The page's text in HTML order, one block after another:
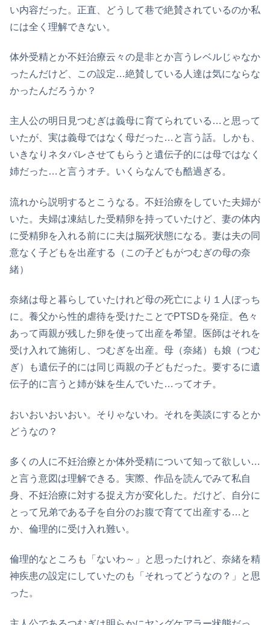
い内容だった。正直、どうして巷で絶賛されているのか私
には全く理解できない。
体外受精とか不妊治療云々の是非とか言うレベルじゃなか
ったんだけど、この設定…絶賛している人達は気にならな
かったんだろうか？
主人公の明日見つむぎは義母に育てられている…と思って
いたが、実は義母ではなく母だった…と言う話。しかも、
いきなりネタバレさせてもらうと遺伝子的には母ではなく
姉だった…と言うオチ。いくらなんでも酷過ぎる。
流れから説明するとこうなる。不妊治療をしていた夫婦が
いた。夫婦は凍結した受精卵を持っていたけど、妻の体内
に受精卵を入れる前にに夫は脳死状態になる。妻は夫の同
意なく子どもを出産する（この子どもがつむぎの母の奈
緒）
奈緒は母と暮らしていたけれど母の死亡により１人ぼっち
に。養父から性的虐待を受けたことでPTSDを発症。色々
あって両親が残した卵を使って出産を希望。医師はそれを
受け入れて施術し、つむぎを出産。母（奈緒）も娘（つむ
ぎ）も遺伝子的には同じ両親の子どもだった。要するに遺
伝子的に言うと姉が妹を生んでいた…ってオチ。
おいおいおいおい。そりゃないわ。それを美談にするとか
どうなの？
多くの人に不妊治療とか体外受精について知って欲しい…
と言う意図は理解できる。実際、作品を読んでみて私自
身、不妊治療に対する捉え方が変化した。だけど、自分に
とって兄弟である子を自分のお腹で育てて出産する…と
か、倫理的に受け入れ難い。
倫理的なところも「ないわ～」と思ったけれど、奈緒を精
神疾患の設定にしていたのも「それってどうなの？」と思
った。